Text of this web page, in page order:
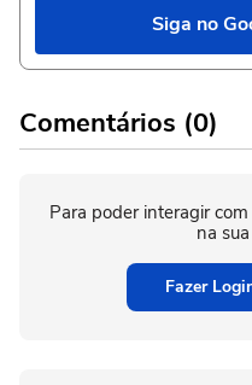
Siga no
Comentários (0)
Para poder interagir
na
Fazer